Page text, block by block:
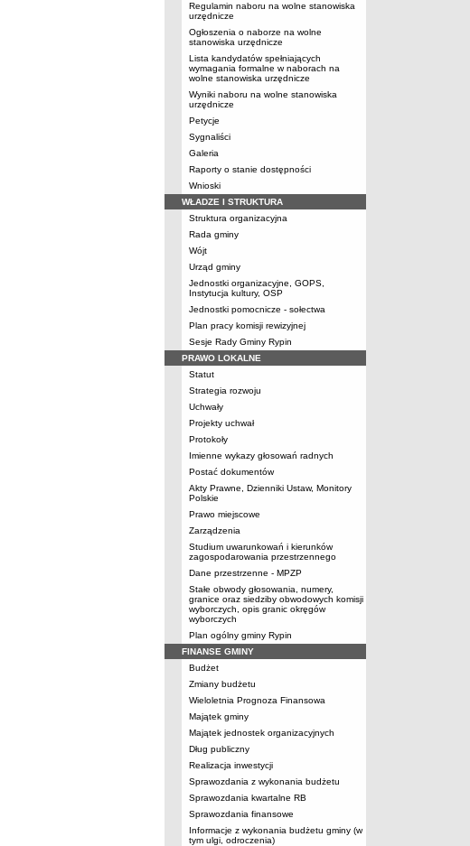
Regulamin naboru na wolne stanowiska
urzędnicze
Ogłoszenia o naborze na wolne
stanowiska urzędnicze
Lista kandydatów spełniających
wymagania formalne w naborach na
wolne stanowiska urzędnicze
Wyniki naboru na wolne stanowiska
urzędnicze
Petycje
Sygnaliści
Galeria
Raporty o stanie dostępności
Wnioski
WŁADZE I STRUKTURA
Struktura organizacyjna
Rada gminy
Wójt
Urząd gminy
Jednostki organizacyjne, GOPS,
Instytucja kultury, OSP
Jednostki pomocnicze - sołectwa
Plan pracy komisji rewizyjnej
Sesje Rady Gminy Rypin
PRAWO LOKALNE
Statut
Strategia rozwoju
Uchwały
Projekty uchwał
Protokoły
Imienne wykazy głosowań radnych
Postać dokumentów
Akty Prawne, Dzienniki Ustaw, Monitory
Polskie
Prawo miejscowe
Zarządzenia
Studium uwarunkowań i kierunków
zagospodarowania przestrzennego
Dane przestrzenne - MPZP
Stałe obwody głosowania, numery,
granice oraz siedziby obwodowych komisji
wyborczych, opis granic okręgów
wyborczych
Plan ogólny gminy Rypin
FINANSE GMINY
Budżet
Zmiany budżetu
Wieloletnia Prognoza Finansowa
Majątek gminy
Majątek jednostek organizacyjnych
Dług publiczny
Realizacja inwestycji
Sprawozdania z wykonania budżetu
Sprawozdania kwartalne RB
Sprawozdania finansowe
Informacje z wykonania budżetu gminy (w
tym ulgi, odroczenia)